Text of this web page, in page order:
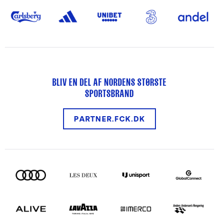
BLIV EN DEL AF NORDENS STØRSTE
SPORTSBRAND
PARTNER.FCK.DK